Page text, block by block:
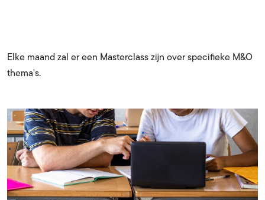
Elke maand zal er een Masterclass zijn over specifieke M&O
thema's.